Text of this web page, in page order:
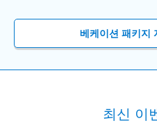
베케이션 패키지
최신 이